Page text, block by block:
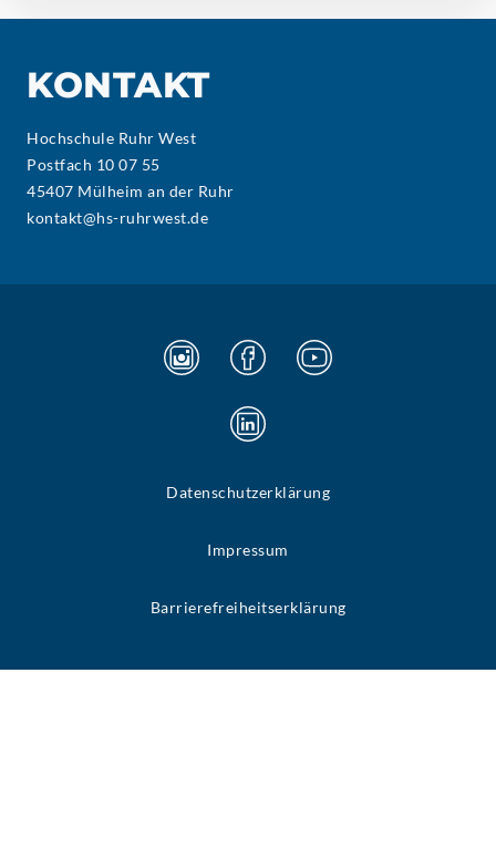
KONTAKT
Hochschule Ruhr West
Postfach 10 07 55
45407 Mülheim an der Ruhr
kontakt@hs-ruhrwest.de
Datenschutzerklärung
Impressum
Barrierefreiheitserklärung